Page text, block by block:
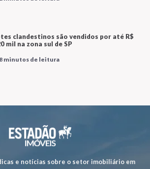
clandestinos são vendidos por até R$
mil na zona sul de SP
8 minutos de leitura
e notícias sobre o setor imobiliário em